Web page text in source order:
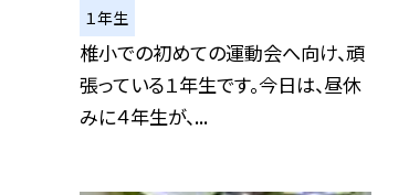
１年生
椎小での初めての運動会へ向け、頑
張っている１年生です。今日は、昼休
みに４年生が、...